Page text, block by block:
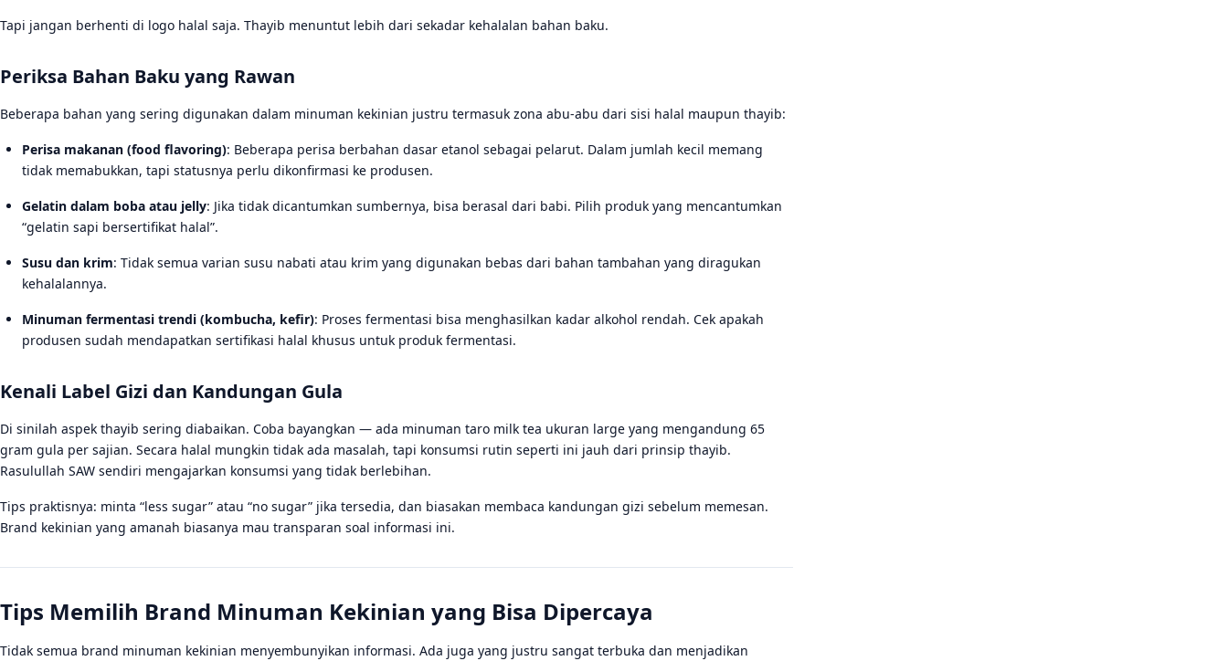
Tapi jangan berhenti di logo halal saja. Thayib menuntut lebih dari sekadar kehalalan bahan baku.
Periksa Bahan Baku yang Rawan
Beberapa bahan yang sering digunakan dalam minuman kekinian justru termasuk zona abu-abu dari sisi halal maupun thayib:
Perisa makanan (food flavoring): Beberapa perisa berbahan dasar etanol sebagai pelarut. Dalam jumlah kecil memang
tidak memabukkan, tapi statusnya perlu dikonfirmasi ke produsen.
Gelatin dalam boba atau jelly: Jika tidak dicantumkan sumbernya, bisa berasal dari babi. Pilih produk yang mencantumkan
“gelatin sapi bersertifikat halal”.
Susu dan krim: Tidak semua varian susu nabati atau krim yang digunakan bebas dari bahan tambahan yang diragukan
kehalalannya.
Minuman fermentasi trendi (kombucha, kefir): Proses fermentasi bisa menghasilkan kadar alkohol rendah. Cek apakah
produsen sudah mendapatkan sertifikasi halal khusus untuk produk fermentasi.
Kenali Label Gizi dan Kandungan Gula
Di sinilah aspek thayib sering diabaikan. Coba bayangkan — ada minuman taro milk tea ukuran large yang mengandung 65
gram gula per sajian. Secara halal mungkin tidak ada masalah, tapi konsumsi rutin seperti ini jauh dari prinsip thayib.
Rasulullah SAW sendiri mengajarkan konsumsi yang tidak berlebihan.
Tips praktisnya: minta “less sugar” atau “no sugar” jika tersedia, dan biasakan membaca kandungan gizi sebelum memesan.
Brand kekinian yang amanah biasanya mau transparan soal informasi ini.
Tips Memilih Brand Minuman Kekinian yang Bisa Dipercaya
Tidak semua brand minuman kekinian menyembunyikan informasi. Ada juga yang justru sangat terbuka dan menjadikan